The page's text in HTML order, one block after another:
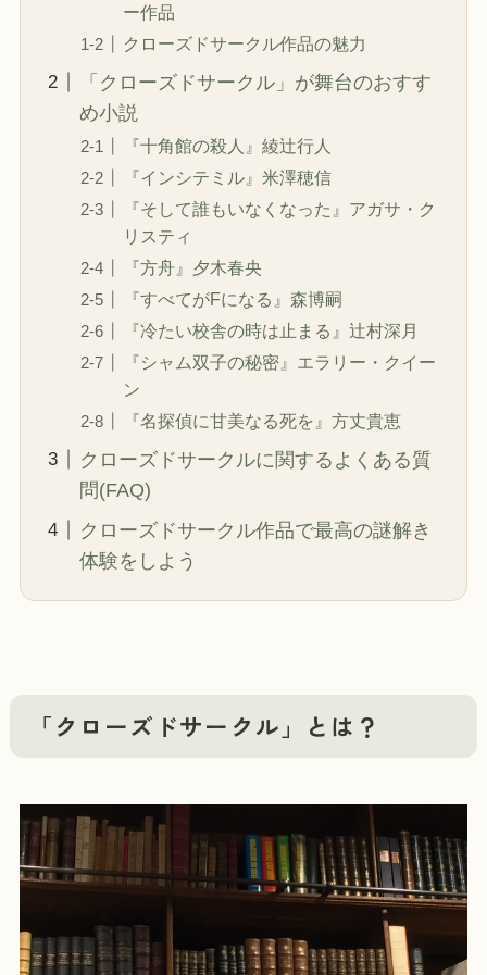
ー作品
クローズドサークル作品の魅力
「クローズドサークル」が舞台のおすす
め小説
『十角館の殺人』綾辻行人
『インシテミル』米澤穂信
『そして誰もいなくなった』アガサ・ク
リスティ
『方舟』夕木春央
『すべてがFになる』森博嗣
『冷たい校舎の時は止まる』辻村深月
『シャム双子の秘密』エラリー・クイー
ン
『名探偵に甘美なる死を』方丈貴恵
クローズドサークルに関するよくある質
問(FAQ)
クローズドサークル作品で最高の謎解き
体験をしよう
「クローズドサークル」とは？